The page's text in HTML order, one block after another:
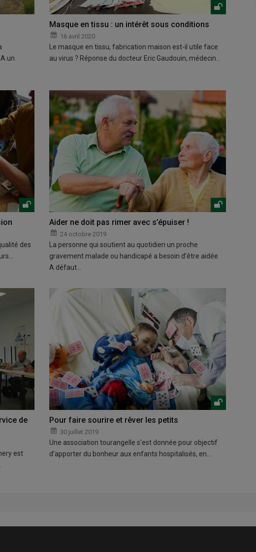
un
Masque en tissu : un intérêt sous conditions
16 avril 2020
Le masque en tissu, fabrication maison est-il utile face
au virus ? Réponse du docteur Eric Gaudouin, médecin…
des
Aider ne doit pas rimer avec s’épuiser !
24 octobre 2019
La personne qui soutient au quotidien un proche
gravement malade ou handicapé a besoin d’être aidée.
A défaut…
de
est
Pour faire sourire et rêver les petits
30 juillet 2019
Une association tourangelle s’est donnée pour objectif
d’apporter du bonheur aux enfants hospitalisés, en…